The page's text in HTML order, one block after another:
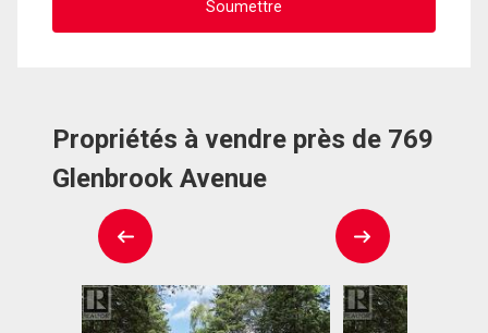
Propriétés à vendre près de 769
Glenbrook Avenue